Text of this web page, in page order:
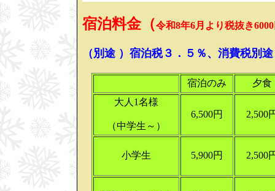
宿泊料金（令和8年6月より税抜き
（別途 ）宿泊税３．５％、消費税別
宿泊のみ
夕食
大人1名様
（中学生～）
6,500円 2,500
小学生 5,900円 2,500